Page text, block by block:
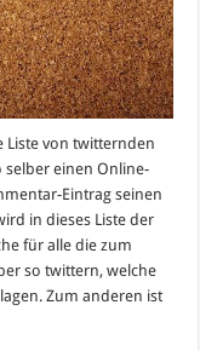
Liste von twitternden
selber einen Online-
Eintrag seinen
in dieses Liste der
für alle die zum
so twittern, welche
Zum anderen ist